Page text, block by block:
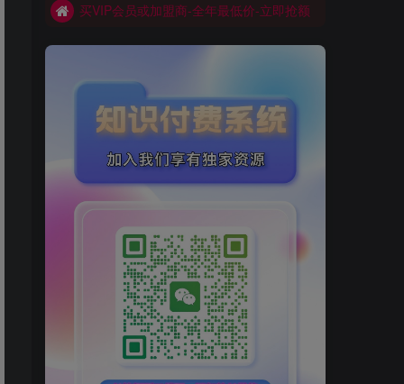
买VIP会员或加盟商-全年最低价-立即抢额
网创库-限时优惠 别错过!